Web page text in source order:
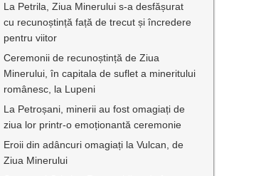
La Petrila, Ziua Minerului s-a desfășurat
cu recunoștință față de trecut și încredere
pentru viitor
Ceremonii de recunoștință de Ziua
Minerului, în capitala de suflet a mineritului
românesc, la Lupeni
La Petroșani, minerii au fost omagiați de
ziua lor printr-o emoționantă ceremonie
Eroii din adâncuri omagiați la Vulcan, de
Ziua Minerului